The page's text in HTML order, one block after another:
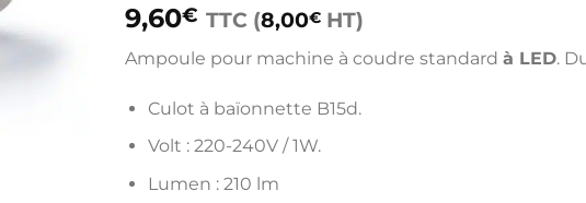
9,60€ TTC (8,00€ HT)
Ampoule pour machine à coudre standardà LED.
Culot à baïonnette B15d.
Volt : 220-240V / 1W.
Lumen : 210 lm